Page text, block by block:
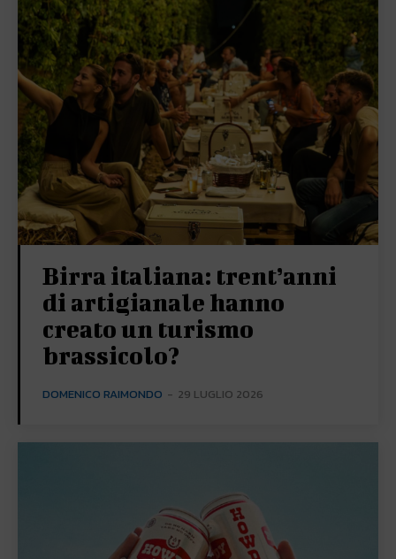
Birra italiana: trent’anni
di artigianale hanno
creato un turismo
brassicolo?
DOMENICO RAIMONDO - 29 LUGLIO 2026